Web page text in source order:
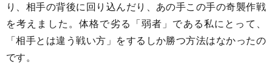
り、相手の背後に回り込んだり、あの手この手の奇襲作戦
を考えました。体格で劣る「弱者」である私にとって、
「相手とは違う戦い方」をするしか勝つ方法はなかったの
です。